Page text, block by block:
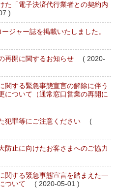
た「電子決済代行業者との契約内
)
ジャー誌を掲載いたしました。
再開に関するお知らせ
( 2020-
関する緊急事態宣言の解除に伴う
について（通常窓口営業の再開に
犯罪等にご注意ください
(
防止に向けたお客さまへのご協力
関する緊急事態宣言を踏まえた一
ついて
( 2020-05-01 )